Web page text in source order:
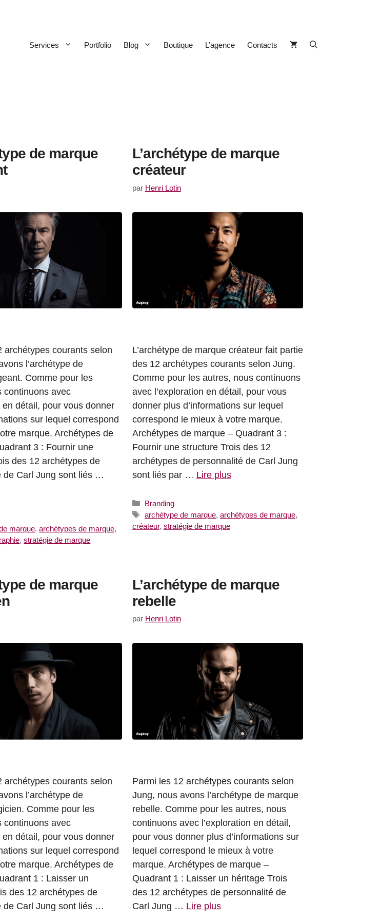
Services Portfolio Blog Boutique L’agence Contacts
de marque
archétypes courants selon
l’archétype de
Comme pour les
continuons avec
en détail, pour vous donner
sur lequel correspond
marque. Archétypes de
3 : Fournir une
des 12 archétypes de
de Carl Jung sont liés …
marque, archétypes de marque,
,stratégie de marque
L’archétype de marque
créateur
par Henri Lotin
L’archétype de marque créateur fait partie
des 12 archétypes courants selon Jung.
Comme pour les autres, nous continuons
avec l’exploration en détail, pour vous
donner plus d’informations sur lequel
correspond le mieux à votre marque.
Archétypes de marque – Quadrant 3 :
Fournir une structure Trois des 12
archétypes de personnalité de Carl Jung
sont liés par … Lire plus
Catégories
Branding
Étiquettes
archétype de marque,archétypes de marque,
créateur, stratégie de marque
de marque
archétypes courants selon
l’archétype de
Comme pour les
continuons avec
en détail, pour vous donner
sur lequel correspond
marque. Archétypes de
1 : Laisser un
des 12 archétypes de
de Carl Jung sont liés …
L’archétype de marque
rebelle
par Henri Lotin
Parmi les 12 archétypes courants selon
Jung, nous avons l’archétype de marque
rebelle. Comme pour les autres, nous
continuons avec l’exploration en détail,
pour vous donner plus d’informations sur
lequel correspond le mieux à votre
marque. Archétypes de marque –
Quadrant 1 : Laisser un héritage Trois
des 12 archétypes de personnalité de
Carl Jung … Lire plus